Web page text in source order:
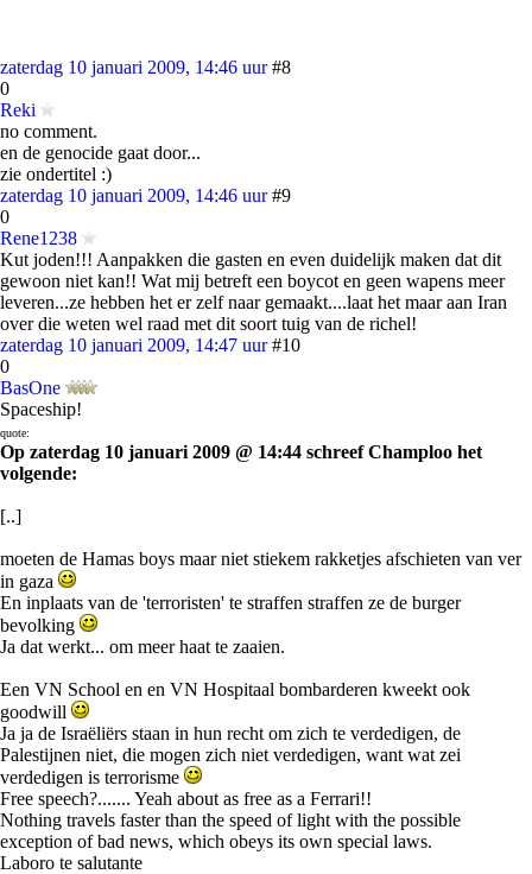
zaterdag 10 januari 2009, 14:46 uur #8
0
Reki
no comment.
en de genocide gaat door...
zie ondertitel :)
zaterdag 10 januari 2009, 14:46 uur #9
0
Rene1238
Kut joden!!! Aanpakken die gasten en even duidelijk maken dat dit
gewoon niet kan!! Wat mij betreft een boycot en geen wapens meer
leveren...ze hebben het er zelf naar gemaakt....laat het maar aan Iran
over die weten wel raad met dit soort tuig van de richel!
zaterdag 10 januari 2009, 14:47 uur #10
0
BasOne
Spaceship!
quote:
Op zaterdag 10 januari 2009 @ 14:44 schreef Champloo het
volgende:
[..]
moeten de Hamas boys maar niet stiekem rakketjes afschieten van ver
in gaza
En inplaats van de 'terroristen' te straffen straffen ze de burger
bevolking
Ja dat werkt... om meer haat te zaaien.
Een VN School en en VN Hospitaal bombarderen kweekt ook
goodwill
Ja ja de Israëliërs staan in hun recht om zich te verdedigen, de
Palestijnen niet, die mogen zich niet verdedigen, want wat zei
verdedigen is terrorisme
Free speech?....... Yeah about as free as a Ferrari!!
Nothing travels faster than the speed of light with the possible
exception of bad news, which obeys its own special laws.
Laboro te salutante